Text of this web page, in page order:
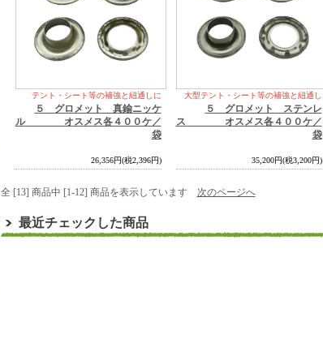
テント・シート等の補強と紐通しに
５ グロメット 真鍮ニッケ
ル オスメス各４００ケ／
袋
26,356円(税2,396円)
大型テント・シート等の補強と紐通し
５ グロメット ステンレ
ス オスメス各４００ケ／
袋
35,200円(税3,200円)
全 [13] 商品中 [1-12] 商品を表示しています 次のページへ
最近チェックした商品